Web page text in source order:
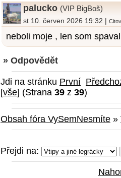
palucko (VIP BigBoš)
st 10. červen 2026 19:32 |
neboli moje , len som
» Odpovědět
Jdi na stránku První
[vše] (Strana 39 z 39)
Obsah fóra VySemNesmíte »
Přejdi na: